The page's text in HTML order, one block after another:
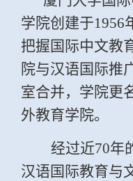
学院创建于1956
把握国际中文教
院与汉语国际推
室合并，学院更
外教育学院。
经过近70年
汉语国际教育与